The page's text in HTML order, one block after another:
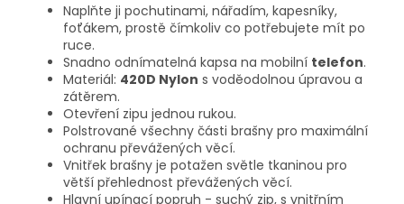
Naplňte ji pochutinami, nářadím, kapesníky,
foťákem, prostě čímkoliv co potřebujete mít po
ruce.
Snadno odnímatelná kapsa na mobilní telefon.
Materiál: 420D Nylon s voděodolnou úpravou a
zátěrem.
Otevření zipu jednou rukou.
Polstrované všechny části brašny pro maximální
ochranu převážených věcí.
Vnitřek brašny je potažen světle tkaninou pro
větší přehlednost převážených věcí.
Hlavní upínací popruh - suchý zip, s vnitřním